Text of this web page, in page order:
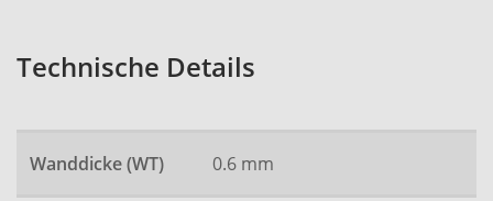
Technische Details
Wanddicke (WT) 0.6 mm